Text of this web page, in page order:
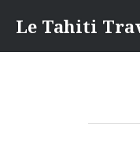
contenu
Le Tahiti